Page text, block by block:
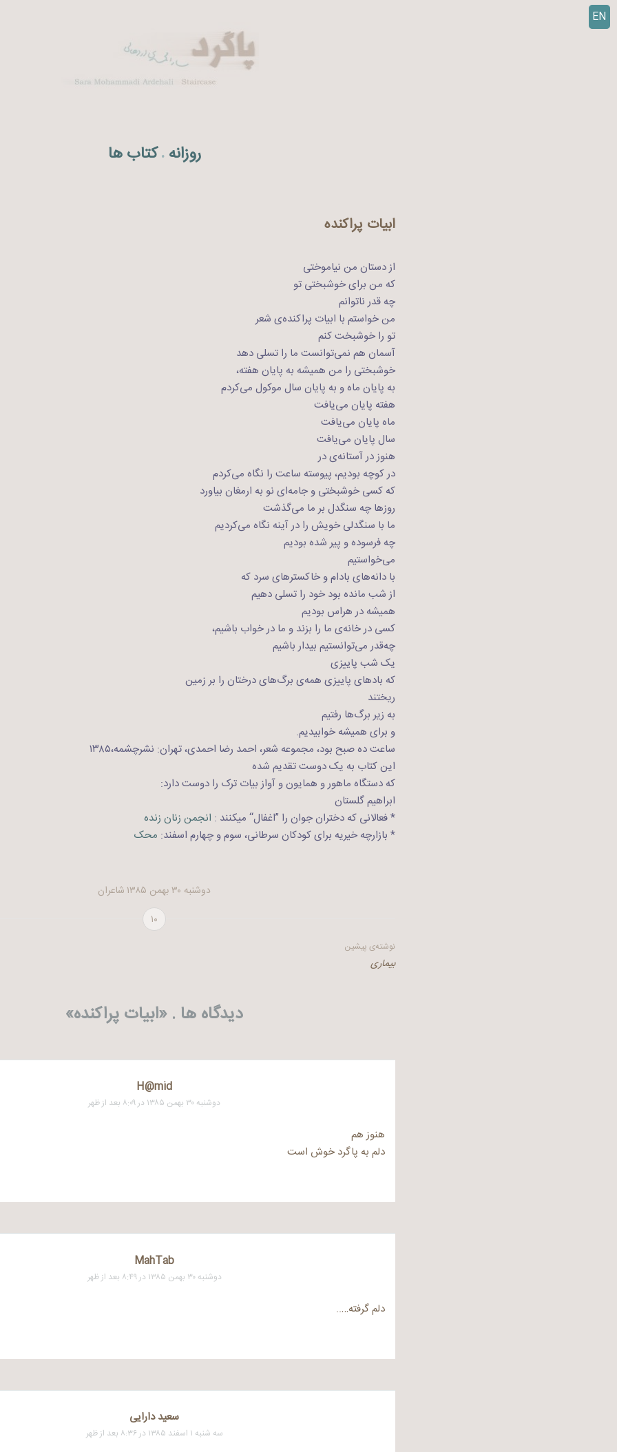
EN
روزانه . کتاب ها
ابیات پراکنده
از دستان من نیاموختی
که من برای خوشبختی تو
چه قدر ناتوانم
من خواستم با ابیات پراکنده‌ی شعر
تو را خوشبخت کنم
آسمان هم نمی‌توانست ما را تسلی دهد
خوشبختی را من همیشه به پایان هفته،
به پایان ماه و به پایان سال موکول می‌کردم
هفته پایان می‌یافت
ماه پایان می‌یافت
سال پایان می‌یافت
هنوز در آستانه‌ی در
در کوچه بودیم، پیوسته ساعت را نگاه می‌کردم
که کسی خوشبختی و جامه‌ای نو به ارمغان بیاورد
روزها چه سنگدل بر ما می‌گذشت
ما با سنگدلی خویش را در آینه نگاه می‌کردیم
چه فرسوده و پیر شده بودیم
می‌خواستیم
با دانه‌های بادام و خاکسترهای سرد که
از شب مانده بود خود را تسلی دهیم
همیشه در هراس بودیم
کسی در خانه‌ی ما را بزند و ما در خواب باشیم،
چه‌قدر می‌توانستیم بیدار باشیم
یک شب پاییزی
که بادهای پاییزی همه‌ی برگ‌های درختان را بر زمین
ریختند
به زیر برگ‌ها رفتیم
و برای همیشه خوابیدیم.
ساعت ده صبح بود، مجموعه شعر، احمد رضا احمدی، تهران: نشرچشمه،۱۳۸۵
این کتاب به یک دوست تقدیم شده
که دستگاه ماهور و همایون و آواز بیات ترک را دوست دارد:
ابراهیم گلستان
* فعالانی که دختران جوان را ”اغفال“ می‎کنند :
انجمن زنان زنده
* بازارچه خیریه برای کودکان سرطانی، سوم و چهارم اسفند: محک
دوشنبه ۳۰ بهمن ۱۳۸۵
شاعران
۱۰
راهبری
نوشته‌ی پیشین
بیماری
دیدگاه ها . «ابیات پراکنده»
H@mid
دوشنبه ۳۰ بهمن ۱۳۸۵ در ۸:۰۹ بعد از ظهر
هنوز هم
دلم به پاگرد خوش است
MahTab
دوشنبه ۳۰ بهمن ۱۳۸۵ در ۸:۴۹ بعد از ظهر
دلم گرفته…..
سعید دارایی
سه شنبه ۱ اسفند ۱۳۸۵ در ۸:۳۶ بعد از ظهر